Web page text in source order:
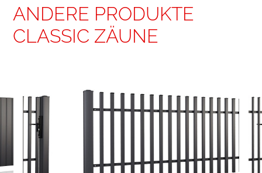
ANDERE PRODUKTE
CLASSIC ZÄUNE